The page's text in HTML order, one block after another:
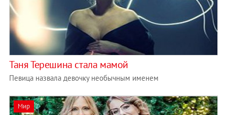
Таня Терешина стала мамой
Певица назвала девочку необычным именем
Мир